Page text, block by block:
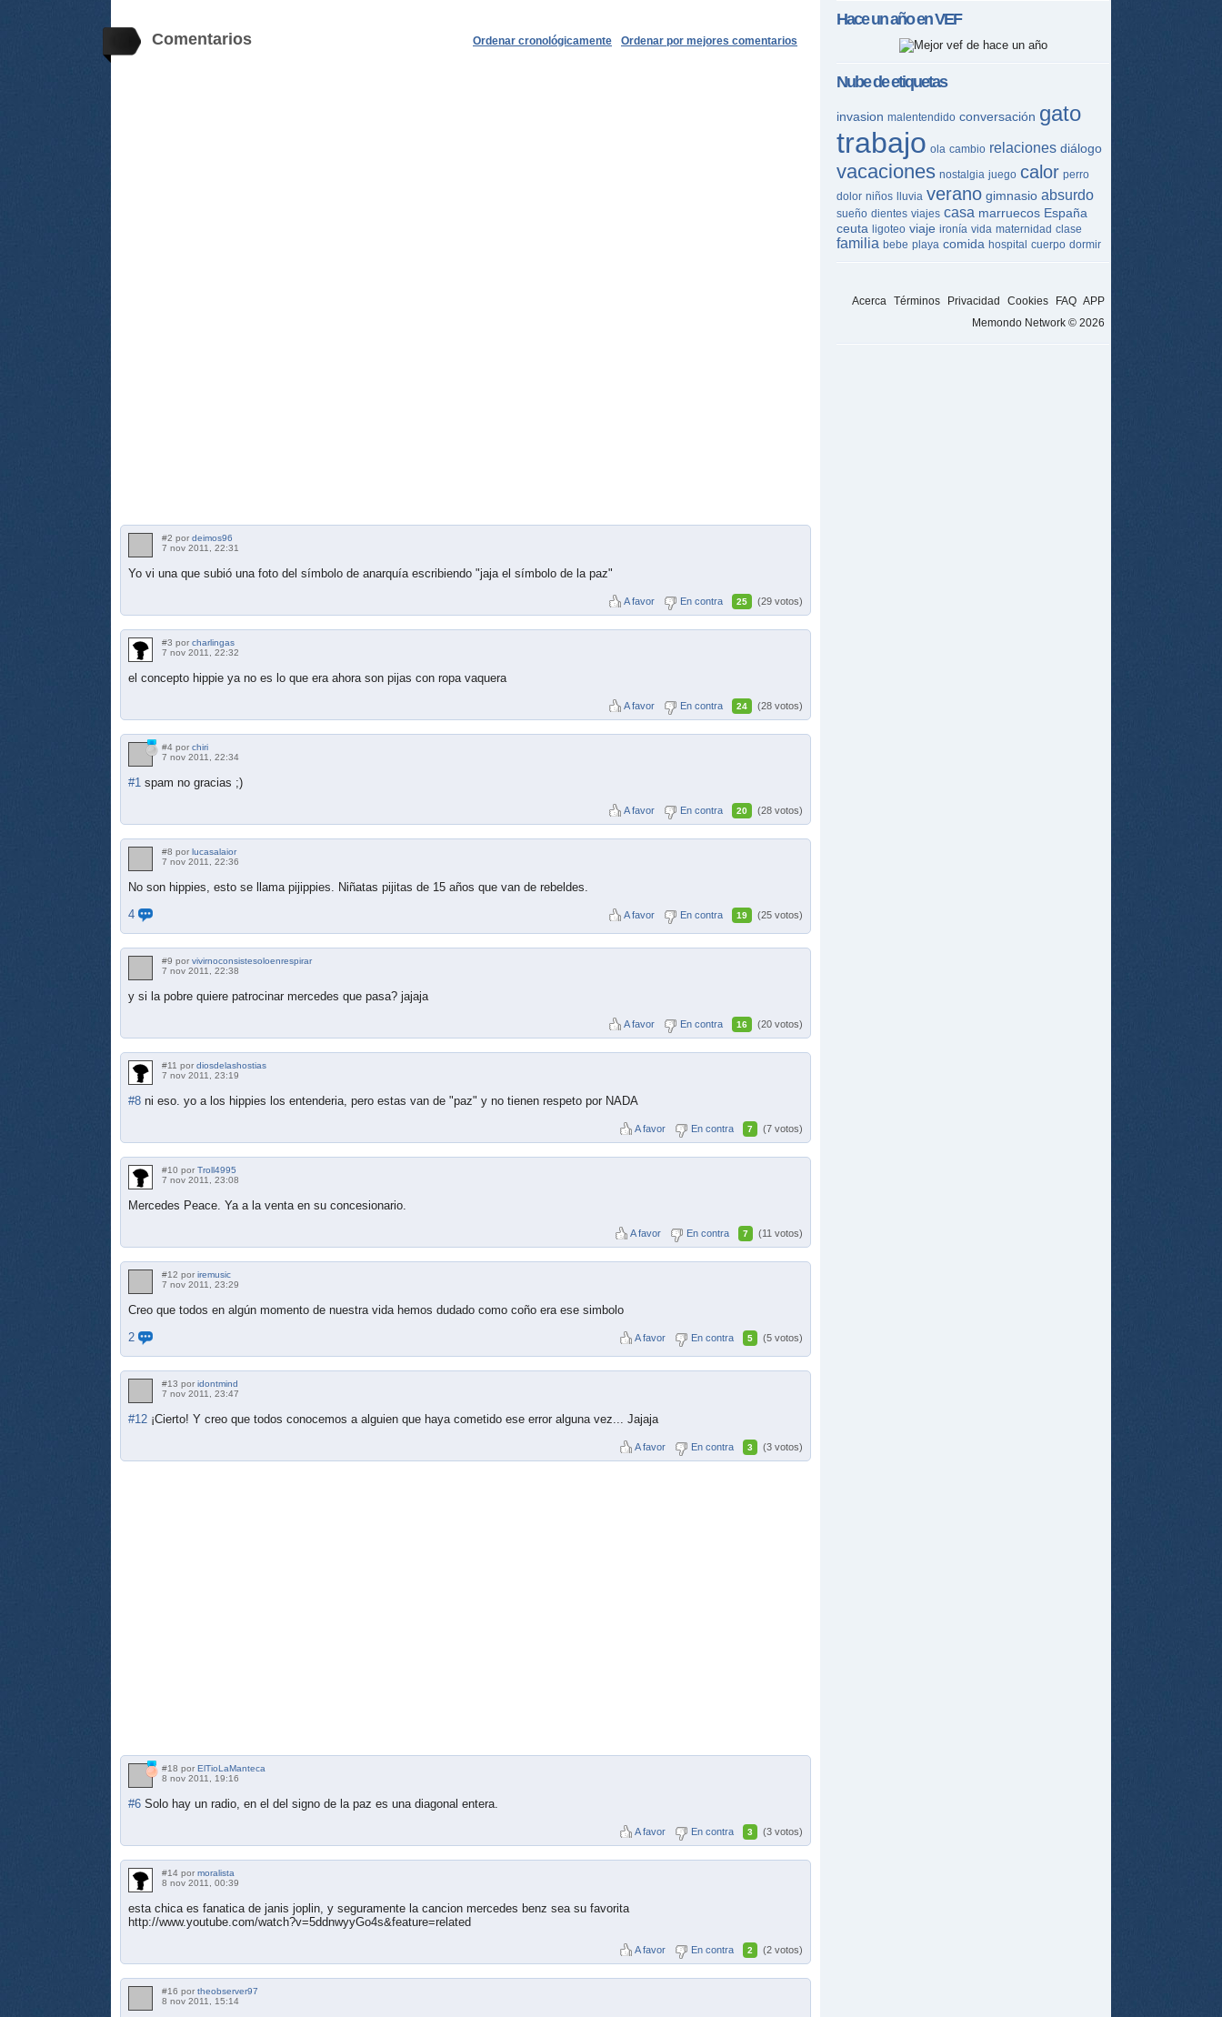
Comentarios Ordenar por mejores comentarios
Ordenar cronológicamente
#2 por deimos96
7 nov 2011, 22:31
Yo vi una que subió una foto del símbolo de anarquía escribiendo "jaja el símbolo de la paz"
A favor En contra 25 (29 votos)
#3 por charlingas
7 nov 2011, 22:32
el concepto hippie ya no es lo que era ahora son pijas con ropa vaquera
A favor En contra 24 (28 votos)
#4 por chiri
7 nov 2011, 22:34
#1 spam no gracias ;)
A favor En contra 20 (28 votos)
#8 por lucasalaior
7 nov 2011, 22:36
No son hippies, esto se llama pijippies. Niñatas pijitas de 15 años que van de rebeldes.
4
A favor En contra 19 (25 votos)
#9 por vivirnoconsistesoloenrespirar
7 nov 2011, 22:38
y si la pobre quiere patrocinar mercedes que pasa? jajaja
A favor En contra 16 (20 votos)
#11 por diosdelashostias
7 nov 2011, 23:19
#8 ni eso. yo a los hippies los entenderia, pero estas van de "paz" y no tienen respeto por NADA
A favor En contra 7 (7 votos)
#10 por Troll4995
7 nov 2011, 23:08
Mercedes Peace. Ya a la venta en su concesionario.
A favor En contra 7 (11 votos)
#12 por iremusic
7 nov 2011, 23:29
Creo que todos en algún momento de nuestra vida hemos dudado como coño era ese simbolo
2
A favor En contra 5 (5 votos)
#13 por idontmind
7 nov 2011, 23:47
#12 ¡Cierto! Y creo que todos conocemos a alguien que haya cometido ese error alguna vez... Jajaja
A favor En contra 3 (3 votos)
#18 por ElTioLaManteca
8 nov 2011, 19:16
#6 Solo hay un radio, en el del signo de la paz es una diagonal entera.
A favor En contra 3 (3 votos)
#14 por moralista
8 nov 2011, 00:39
esta chica es fanatica de janis joplin, y seguramente la cancion mercedes benz sea su favorita
http://www.youtube.com/watch?v=5ddnwyyGo4s&feature=related
A favor En contra 2 (2 votos)
#16 por theobserver97
8 nov 2011, 15:14
Hace un año enVEF
Nube de etiquetas
invasion malentendido conversación gato
trabajo ola cambio relaciones diálogo
vacaciones nostalgia juego calor perro
dolor niños lluvia verano gimnasio absurdo
sueño dientes viajes casa marruecos España
ceuta ligoteo viaje ironía vida maternidad clase
familia bebe playa comida hospital cuerpo dormir
Acerca Términos Privacidad Cookies FAQ APP
Memondo Network © 2026